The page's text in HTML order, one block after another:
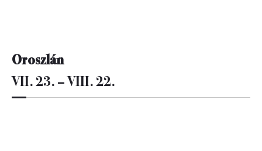
Oroszlán
VII. 23. – VIII. 22.